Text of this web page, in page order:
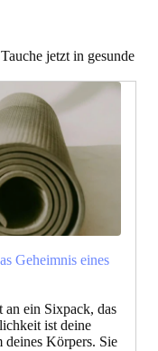
jetzt in gesunde
Geheimnis eines
ein Sixpack, das
ist deine
Körpers. Sie